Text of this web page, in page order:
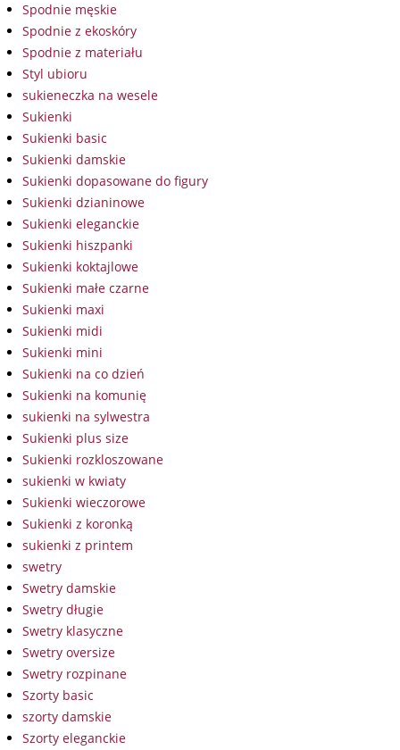
Spodnie męskie
Spodnie z ekoskóry
Spodnie z materiału
Styl ubioru
sukieneczka na wesele
Sukienki
Sukienki basic
Sukienki damskie
Sukienki dopasowane do figury
Sukienki dzianinowe
Sukienki eleganckie
Sukienki hiszpanki
Sukienki koktajlowe
Sukienki małe czarne
Sukienki maxi
Sukienki midi
Sukienki mini
Sukienki na co dzień
Sukienki na komunię
sukienki na sylwestra
Sukienki plus size
Sukienki rozkloszowane
sukienki w kwiaty
Sukienki wieczorowe
Sukienki z koronką
sukienki z printem
swetry
Swetry damskie
Swetry długie
Swetry klasyczne
Swetry oversize
Swetry rozpinane
Szorty basic
szorty damskie
Szorty eleganckie